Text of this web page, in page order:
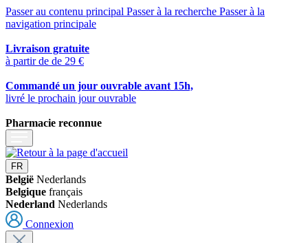
Passer au contenu principal Passer à la recherche Passer à la
navigation principale
Livraison gratuite
à partir de de 29 €
Commandé un jour ouvrable avant 15h,
livré le prochain jour ouvrable
Pharmacie reconnue
FR
België Nederlands
Belgique français
Nederland Nederlands
Connexion